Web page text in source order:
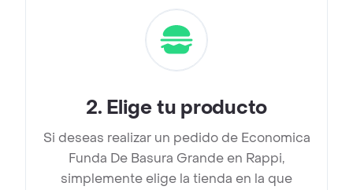
2. Elige tu producto
Si deseas realizar un pedido de Economica
Funda De Basura Grande en Rappi,
simplemente elige la tienda en la que